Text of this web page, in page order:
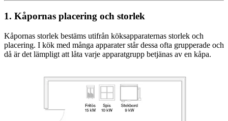
1. Kåpornas placering och storlek
Kåpornas storlek bestäms utifrån köksapparaternas storlek och
placering. I kök med många apparater står dessa ofta grupperade och
då är det lämpligt att låta varje apparatgrupp betjänas av en kåpa.